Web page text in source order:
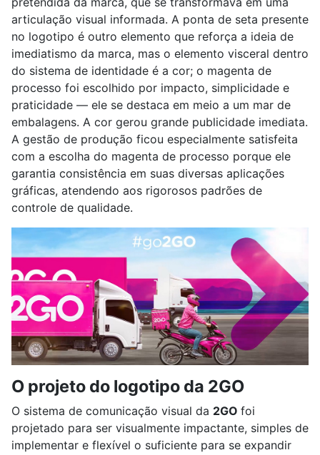
articulação visual informada. A ponta de seta presente
no logotipo é outro elemento que reforça a ideia de
imediatismo da marca, mas o elemento visceral dentro
do sistema de identidade é a cor; o magenta de
processo foi escolhido por impacto, simplicidade e
praticidade — ele se destaca em meio a um mar de
embalagens. A cor gerou grande publicidade imediata.
A gestão de produção ficou especialmente satisfeita
com a escolha do magenta de processo porque ele
garantia consistência em suas diversas aplicações
gráficas, atendendo aos rigorosos padrões de
controle de qualidade.
O projeto do logotipo da 2GO
O sistema de comunicação visual da 2GO foi
projetado para ser visualmente impactante, simples de
implementar e flexível o suficiente para se expandir